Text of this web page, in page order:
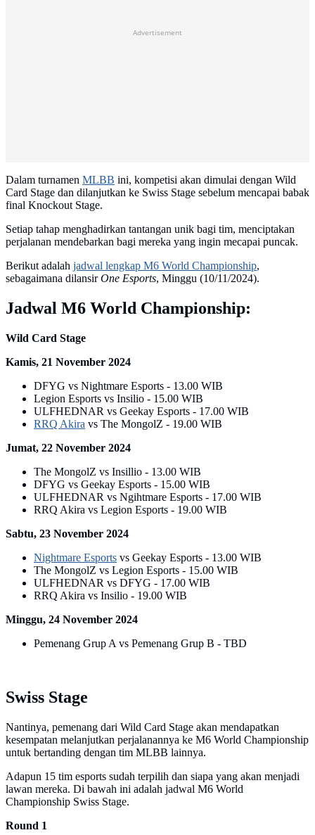
Advertisement
Dalam turnamen MLBB ini, kompetisi akan dimulai dengan Wild
Card Stage dan dilanjutkan ke Swiss Stage sebelum mencapai babak
final Knockout Stage.
Setiap tahap menghadirkan tantangan unik bagi tim, menciptakan
perjalanan mendebarkan bagi mereka yang ingin mecapai puncak.
Berikut adalah jadwal lengkap M6 World Championship,
sebagaimana dilansirOne Esports, Minggu (10/11/2024).
Jadwal M6 World Championship:
Wild Card Stage
Kamis, 21 November 2024
DFYG vs Nightmare Esports - 13.00 WIB
Legion Esports vs Insilio - 15.00 WIB
ULFHEDNAR vs Geekay Esports - 17.00 WIB
RRQ Akira vs The MongolZ - 19.00 WIB
Jumat, 22 November 2024
The MongolZ vs Insillio - 13.00 WIB
DFYG vs Geekay Esports - 15.00 WIB
ULFHEDNAR vs Ngihtmare Esports - 17.00 WIB
RRQ Akira vs Legion Esports - 19.00 WIB
Sabtu, 23 November 2024
Nightmare Esports vs Geekay Esports - 13.00 WIB
The MongolZ vs Legion Esports - 15.00 WIB
ULFHEDNAR vs DFYG - 17.00 WIB
RRQ Akira vs Insilio - 19.00 WIB
Minggu, 24 November 2024
Pemenang Grup A vs Pemenang Grup B - TBD
Swiss Stage
Nantinya, pemenang dari Wild Card Stage akan mendapatkan
kesempatan melanjutkan perjalanannya ke M6 World Championship
untuk bertanding dengan tim MLBB lainnya.
Adapun 15 tim esports sudah terpilih dan siapa yang akan menjadi
lawan mereka. Di bawah ini adalah jadwal M6 World
Championship Swiss Stage.
Round 1